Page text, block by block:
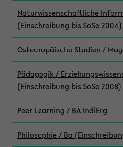
Naturwissenschaftliche
(Einschreibung bis SoSe 2004)
Osteuropäische Studien / Mag
Pädagogik /
(Einschreibung bis SoSe 2008)
Peer Learning / BA IndiErg
Philosophie / Ba